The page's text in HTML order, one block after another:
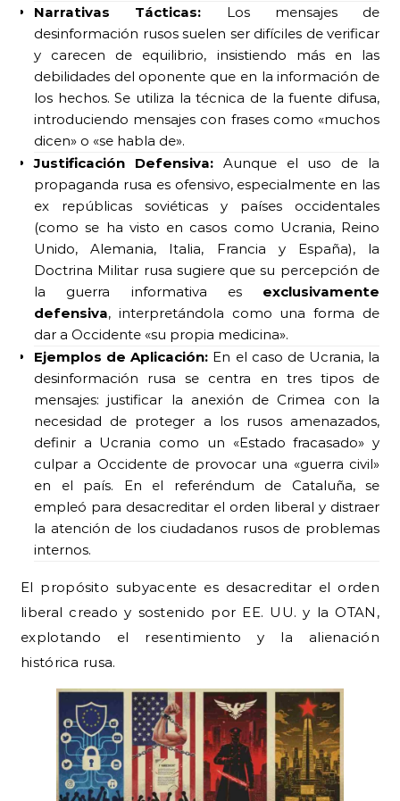
Narrativas Tácticas: Los mensajes de
desinformación rusos suelen ser difíciles de verificar
y carecen de equilibrio, insistiendo más en las
debilidades del oponente que en la información de
los hechos. Se utiliza la técnica de la fuente difusa,
introduciendo mensajes con frases como «muchos
dicen» o «se habla de».
Justificación Defensiva:Aunque el uso de la
propaganda rusa es ofensivo, especialmente en las
ex repúblicas soviéticas y países occidentales
(como se ha visto en casos como Ucrania, Reino
Unido, Alemania, Italia, Francia y España), la
Doctrina Militar rusa sugiere que su percepción de
la guerra informativa es exclusivamente
defensiva, interpretándola como una forma de
dar a Occidente «su propia medicina».
Ejemplos de Aplicación: En el caso de Ucrania, la
desinformación rusa se centra en tres tipos de
mensajes: justificar la anexión de Crimea con la
necesidad de proteger a los rusos amenazados,
definir a Ucrania como un «Estado fracasado» y
culpar a Occidente de provocar una «guerra civil»
en el país. En el referéndum de Cataluña, se
empleó para desacreditar el orden liberal y distraer
la atención de los ciudadanos rusos de problemas
internos.
El propósito subyacente es desacreditar el orden
liberal creado y sostenido por EE. UU. y la OTAN,
explotando el resentimiento y la alienación
histórica rusa.